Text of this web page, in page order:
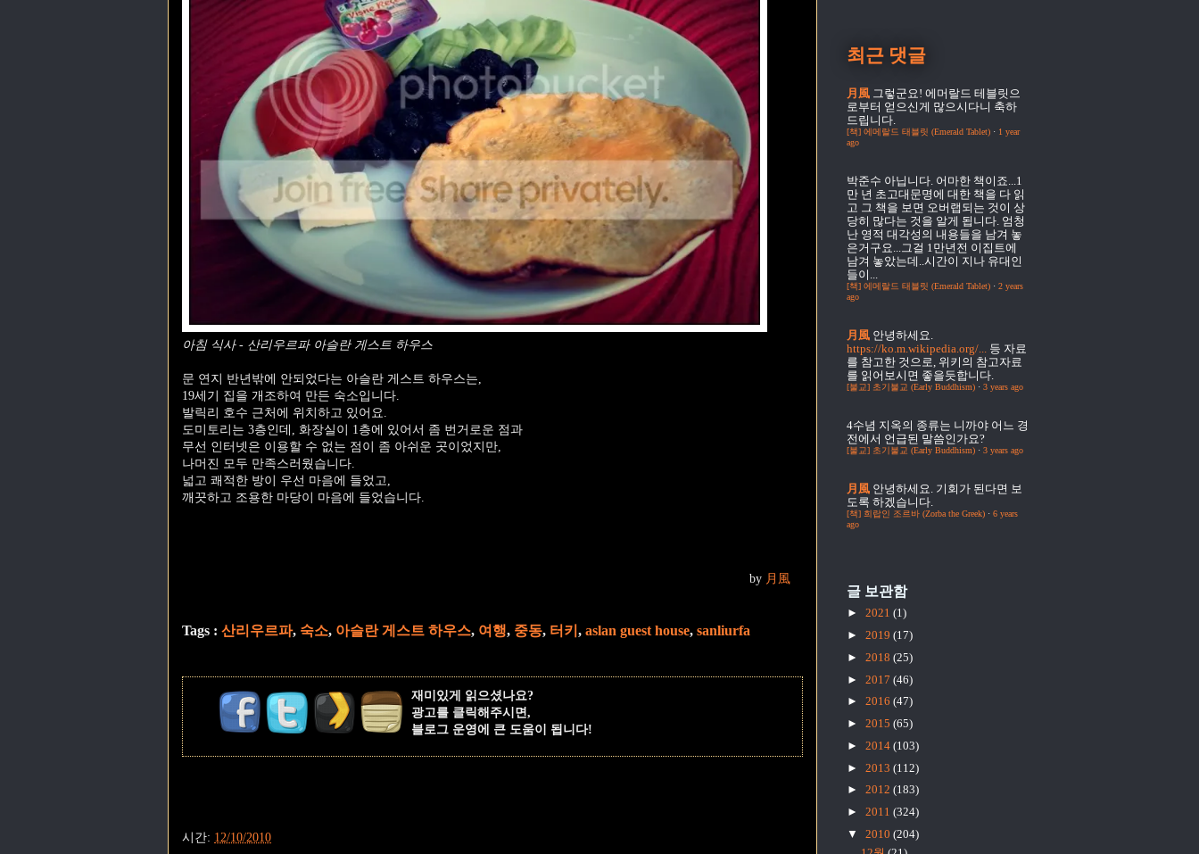
아침 식사 - 산리우르파 아슬란 게스트 하우스
문 연지 반년밖에 안되었다는 아슬란 게스트 하우스는,
19세기 집을 개조하여 만든 숙소입니다.
발릭리 호수 근처에 위치하고 있어요.
도미토리는 3층인데, 화장실이 1층에 있어서 좀 번거로운 점과
무선 인터넷은 이용할 수 없는 점이 좀 아쉬운 곳이었지만,
나머진 모두 만족스러웠습니다.
넓고 쾌적한 방이 우선 마음에 들었고,
깨끗하고 조용한 마당이 마음에 들었습니다.
by 月風
Tags : 산리우르파, 숙소, 아슬란 게스트 하우스, 여행, 중동, 터키, aslan guest house, sanliurfa
재미있게 읽으셨나요?
광고를 클릭해주시면,
블로그 운영에 큰 도움이 됩니다!
시간: 12/10/2010
최근 댓글
月風 그렇군요! 에머랄드 테블릿으
로부터 얻으신게 많으시다니 축하
드립니다.
[책] 에메랄드 태블릿 (Emerald Tablet) · 1 year
ago
박준수 아닙니다. 어마한 책이죠...1
만 년 초고대문명에 대한 책을 다 읽
고 그 책을 보면 오버랩되는 것이 상
당히 많다는 것을 알게 됩니다. 엄청
난 영적 대각성의 내용들을 남겨 놓
은거구요...그걸 1만년전 이집트에
남겨 놓았는데..시간이 지나 유대인
들이...
[책] 에메랄드 태블릿 (Emerald Tablet) · 2 years
ago
月風 안녕하세요.
https://ko.m.wikipedia.org/... 등 자료
를 참고한 것으로, 위키의 참고자료
를 읽어보시면 좋을듯합니다.
[불교] 초기불교 (Early Buddhism) · 3 years ago
4수념 지옥의 종류는 니까야 어느 경
전에서 언급된 말씀인가요?
[불교] 초기불교 (Early Buddhism) · 3 years ago
月風 안녕하세요. 기회가 된다면 보
도록 하겠습니다.
[책] 희랍인 조르바 (Zorba the Greek) · 6 years
ago
글 보관함
► 2021 (1)
► 2019 (17)
► 2018 (25)
► 2017 (46)
► 2016 (47)
► 2015 (65)
► 2014 (103)
► 2013 (112)
► 2012 (183)
► 2011 (324)
▼ 2010 (204)